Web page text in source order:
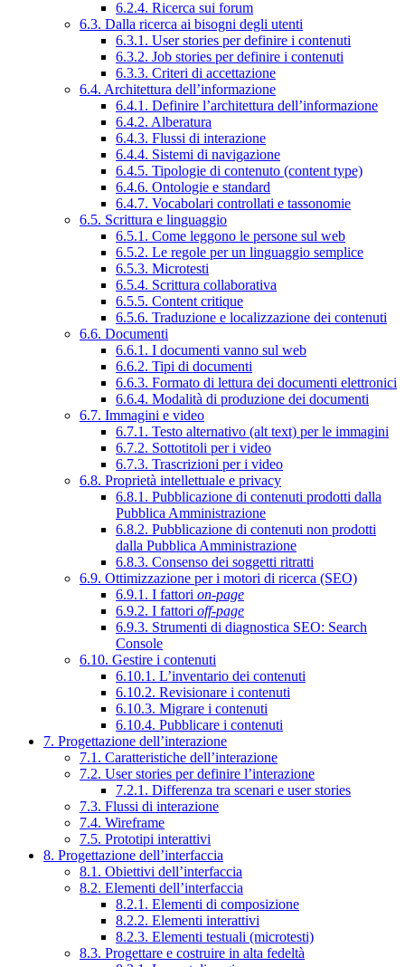
6.2.4. Ricerca sui forum
6.3. Dalla ricerca ai bisogni degli utenti
6.3.1. User stories per definire i contenuti
6.3.2. Job stories per definire i contenuti
6.3.3. Criteri di accettazione
6.4. Architettura dell’informazione
6.4.1. Definire l’architettura dell’informazione
6.4.2. Alberatura
6.4.3. Flussi di interazione
6.4.4. Sistemi di navigazione
6.4.5. Tipologie di contenuto (content type)
6.4.6. Ontologie e standard
6.4.7. Vocabolari controllati e tassonomie
6.5. Scrittura e linguaggio
6.5.1. Come leggono le persone sul web
6.5.2. Le regole per un linguaggio semplice
6.5.3. Microtesti
6.5.4. Scrittura collaborativa
6.5.5. Content critique
6.5.6. Traduzione e localizzazione dei contenuti
6.6. Documenti
6.6.1. I documenti vanno sul web
6.6.2. Tipi di documenti
6.6.3. Formato di lettura dei documenti elettronici
6.6.4. Modalità di produzione dei documenti
6.7. Immagini e video
6.7.1. Testo alternativo (alt text) per le immagini
6.7.2. Sottotitoli per i video
6.7.3. Trascrizioni per i video
6.8. Proprietà intellettuale e privacy
6.8.1. Pubblicazione di contenuti prodotti dalla
Pubblica Amministrazione
6.8.2. Pubblicazione di contenuti non prodotti
dalla Pubblica Amministrazione
6.8.3. Consenso dei soggetti ritratti
6.9. Ottimizzazione per i motori di ricerca (SEO)
6.9.1. I fattori on-page
6.9.2. I fattori off-page
6.9.3. Strumenti di diagnostica SEO: Search
Console
6.10. Gestire i contenuti
6.10.1. L’inventario dei contenuti
6.10.2. Revisionare i contenuti
6.10.3. Migrare i contenuti
6.10.4. Pubblicare i contenuti
7. Progettazione dell’interazione
7.1. Caratteristiche dell’interazione
7.2. User stories per definire l’interazione
7.2.1. Differenza tra scenari e user stories
7.3. Flussi di interazione
7.4. Wireframe
7.5. Prototipi interattivi
8. Progettazione dell’interfaccia
8.1. Obiettivi dell’interfaccia
8.2. Elementi dell’interfaccia
8.2.1. Elementi di composizione
8.2.2. Elementi interattivi
8.2.3. Elementi testuali (microtesti)
8.3. Progettare e costruire in alta fedeltà